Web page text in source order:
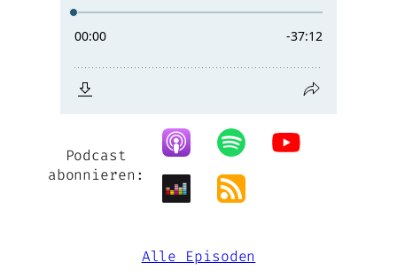
Podcast
abonnieren:
Alle Episoden